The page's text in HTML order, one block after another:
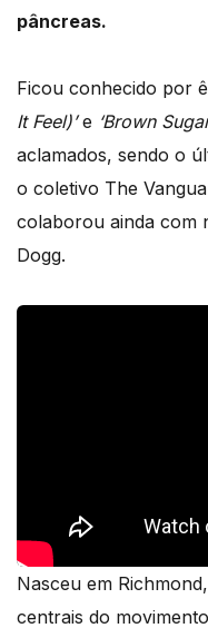
pâncreas.
Ficou conhecido por
It Feel)’e ‘Brown
aclamados, sendo o
o coletivo The
colaborou ainda com
Dogg.
Nasceu em
centrais do